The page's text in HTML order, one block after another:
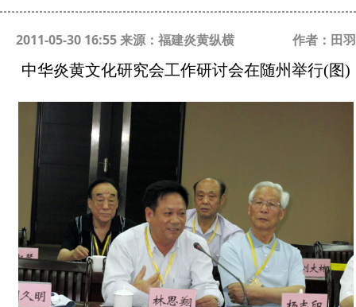
2011-05-30 16:55 来源：福建炎黄纵横
作者：田羽
中华炎黄文化研究会工作研讨会在随州举行(图)